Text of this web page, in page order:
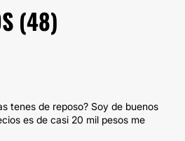
(48)
tenes de reposo? Soy de buenos
es de casi 20 mil pesos me